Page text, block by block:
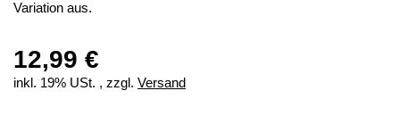
Variation aus.
12,99 €
inkl. 19% USt. , zzgl. Versand